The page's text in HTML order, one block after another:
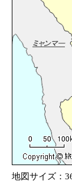
地図サイズ：